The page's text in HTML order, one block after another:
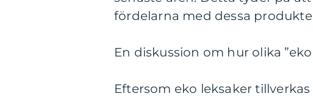
fördelarna med dessa
En diskussion om hur olika
Eftersom eko leksaker